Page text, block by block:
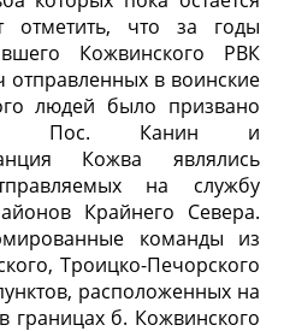
отметить, что за годы
Кожвинского РВК
отправленных в воинские
людей было призвано
Пос. Канин и
Кожва являлись
на службу
Крайнего Севера.
команды из
Троицко-Печорского
расположенных на
границах б. Кожвинского